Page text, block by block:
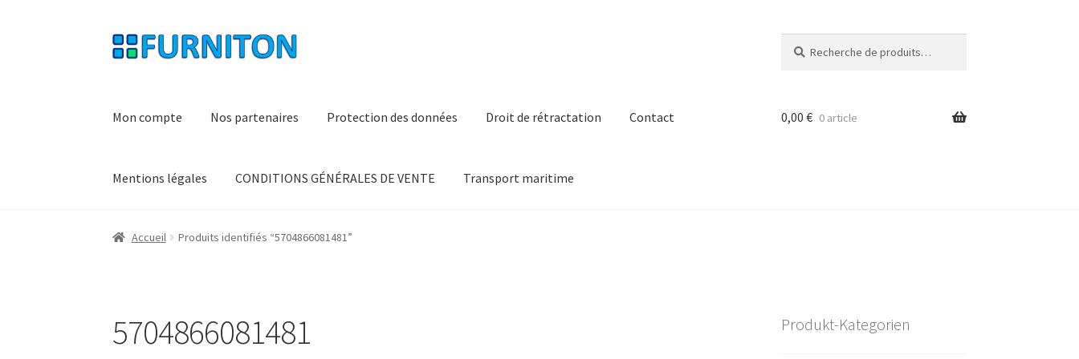
Aller
à
Aller
au
pour :
Mon compte Nos partenaires Protection des données Droit de rétractation Contact
Mentions légales CONDITIONS GÉNÉRALES DE VENTE Transport maritime
0,00 € 0 article
Accueil Produits identifiés “5704866081481”
5704866081481 Produkt-Kategorien